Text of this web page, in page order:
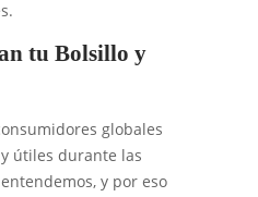
tu Bolsillo y
globales
útiles durante las
y por eso